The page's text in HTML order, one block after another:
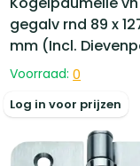
gegalv rnd 89 x
mm (Incl.
Voorraad: 0
Log in voor prijzen